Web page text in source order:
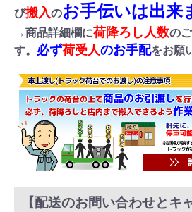
び搬入のお手伝いは出来
→商品詳細欄に荷降ろし人数の
す。 必ず荷受人のお手配をお願
【配送のお問い合わせとキ